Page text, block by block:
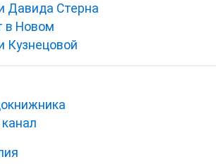
Давида Стерна
в Новом
Кузнецовой